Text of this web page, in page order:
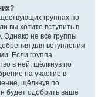
группах по
вы хотите вступить в
Однако не все группы
для вступления
Если группа
в ней, щёлкнув по
на участие в
щёлкнув по
будет одобрить ваше